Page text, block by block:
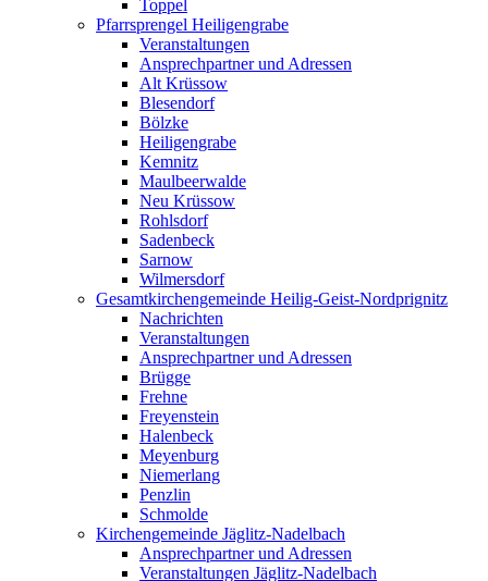
Toppel
Pfarrsprengel Heiligengrabe
Veranstaltungen
Ansprechpartner und Adressen
Alt Krüssow
Blesendorf
Bölzke
Heiligengrabe
Kemnitz
Maulbeerwalde
Neu Krüssow
Rohlsdorf
Sadenbeck
Sarnow
Wilmersdorf
Gesamtkirchengemeinde Heilig-Geist-Nordprignitz
Nachrichten
Veranstaltungen
Ansprechpartner und Adressen
Brügge
Frehne
Freyenstein
Halenbeck
Meyenburg
Niemerlang
Penzlin
Schmolde
Kirchengemeinde Jäglitz-Nadelbach
Ansprechpartner und Adressen
Veranstaltungen Jäglitz-Nadelbach